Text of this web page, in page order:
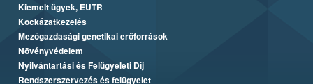
Kiemelt ügyek, EUTR
Kockázatkezelés
Mezőgazdasági genetikai erőforrások
Növényvédelem
Nyilvántartási és Felügyeleti Díj
Rendszerszervezés és felügyelet